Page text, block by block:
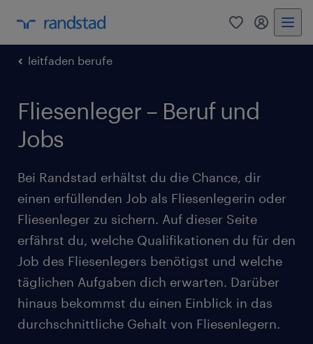
0 Mein
leitfaden berufe
Fliesenleger – Beruf und
Jobs
Bei Randstad erhältst du die Chance, dir
einen erfüllenden Job als Fliesenlegerin oder
Fliesenleger zu sichern. Auf dieser Seite
erfährst du, welche Qualifikationen du für den
Job des Fliesenlegers benötigst und welche
täglichen Aufgaben dich erwarten. Darüber
hinaus bekommst du einen Einblick in das
durchschnittliche Gehalt von Fliesenlegern.